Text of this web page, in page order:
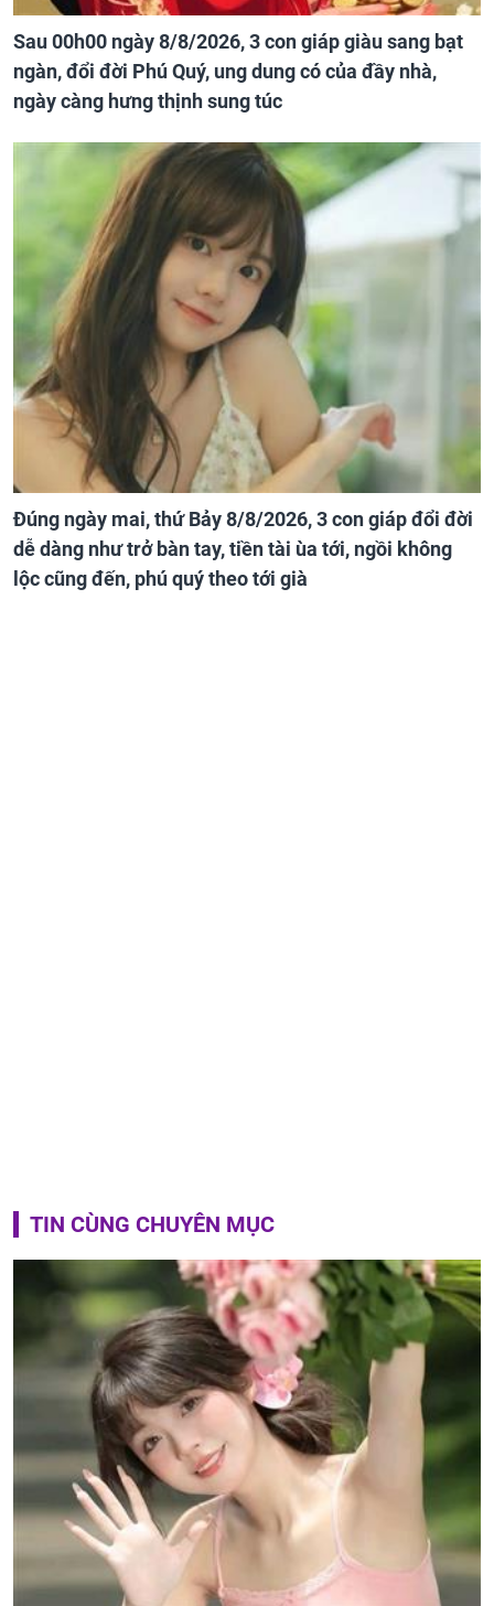
Sau 00h00 ngày 8/8/2026, 3 con giáp giàu sang bạt
ngàn, đổi đời Phú Quý, ung dung có của đầy nhà,
ngày càng hưng thịnh sung túc
Đúng ngày mai, thứ Bảy 8/8/2026, 3 con giáp đổi đời
dễ dàng như trở bàn tay, tiền tài ùa tới, ngồi không
lộc cũng đến, phú quý theo tới già
TIN CÙNG CHUYÊN MỤC